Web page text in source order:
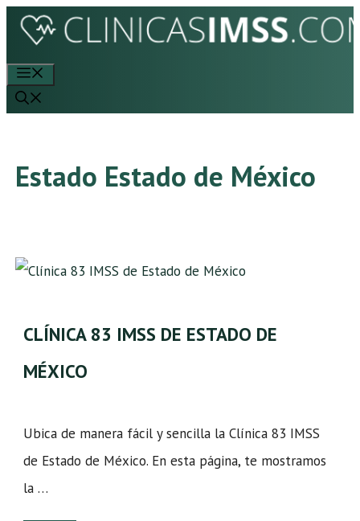
Saltar
contenido
Estado Estado de México
CLÍNICA 83 IMSS DE ESTADO DE
MÉXICO
Ubica de manera fácil y sencilla la Clínica 83 IMSS
de Estado de México. En esta página, te mostramos
la …